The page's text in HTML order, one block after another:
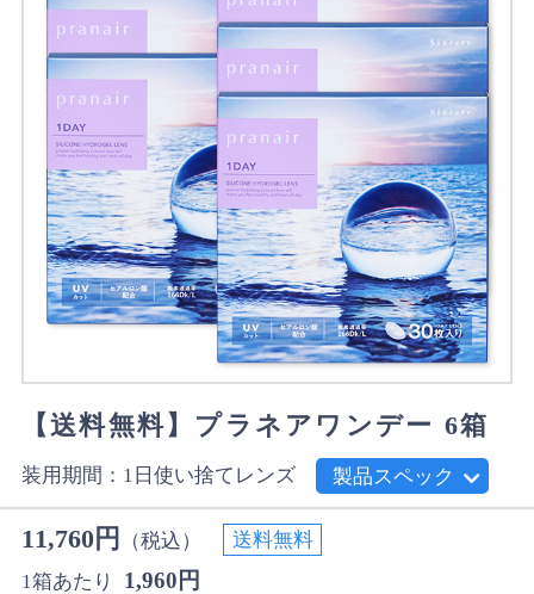
【送料無料】プラネアワンデー 6箱
装用期間：1日使い捨てレンズ 製品スペック
11,760円 （税込）
送料無料
1箱あたり
1,960円